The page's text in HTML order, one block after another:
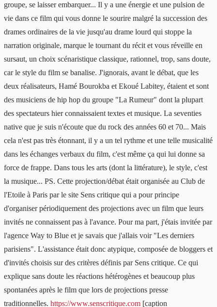
groupe, se laisser embarquer... Il y a une énergie et une pulsion de
vie dans ce film qui vous donne le sourire malgré la succession des
drames ordinaires de la vie jusqu'au drame lourd qui stoppe la
narration originale, marque le tournant du récit et vous réveille en
sursaut, un choix scénaristique classique, rationnel, trop, sans doute,
car le style du film se banalise. J'ignorais, avant le débat, que les
deux réalisateurs, Hamé Bourokba et Ekoué Labitey, étaient et sont
des musiciens de hip hop du groupe "La Rumeur" dont la plupart
des spectateurs hier connaissaient textes et musique. La seventies
native que je suis n'écoute que du rock des années 60 et 70... Mais
cela n'est pas très étonnant, il y a un tel rythme et une telle musicalité
dans les échanges verbaux du film, c'est même ça qui lui donne sa
force de frappe. Dans tous les arts (dont la littérature), le style, c'est
la musique... PS. Cette projection/débat était organisée au Club de
l'Etoile à Paris par le site Sens critique qui a pour principe
d'organiser périodiquement des projections avec un film que leurs
invités ne connaissent pas à l'avance. Pour ma part, j'étais invitée par
l'agence Way to Blue et je savais que j'allais voir "Les derniers
parisiens". L'assistance était donc atypique, composée de bloggers et
d'invités choisis sur des critères définis par Sens critique. Ce qui
explique sans doute les réactions hétérogènes et beaucoup plus
spontanées après le film que lors de projections presse
traditionnelles. https://www.senscritique.com [caption